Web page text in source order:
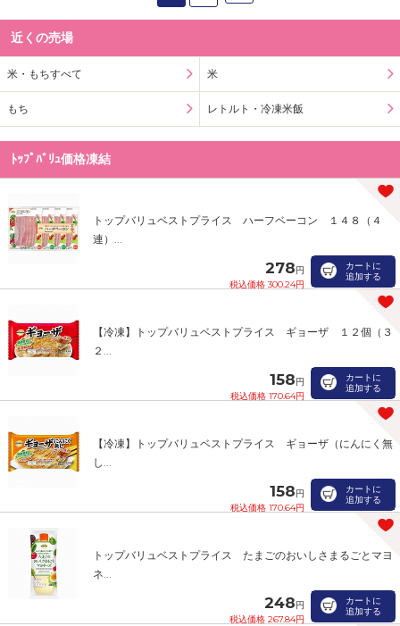
近くの売場
米・もちすべて 米
もち レトルト・冷凍米飯
ﾄｯﾌﾟﾊﾞﾘｭ価格凍結
トップバリュベストプライス ハーフベーコン １４８（４
連）...
278円
税込価格 300.24円
カートに
追加する
【冷凍】トップバリュベストプライス ギョーザ １２個（３
２...
158円
税込価格 170.64円
カートに
追加する
【冷凍】トップバリュベストプライス ギョーザ（にんにく無
し...
158円
税込価格 170.64円
カートに
追加する
トップバリュベストプライス たまごのおいしさまるごとマヨ
ネ...
248円
税込価格 267.84円
カートに
追加する